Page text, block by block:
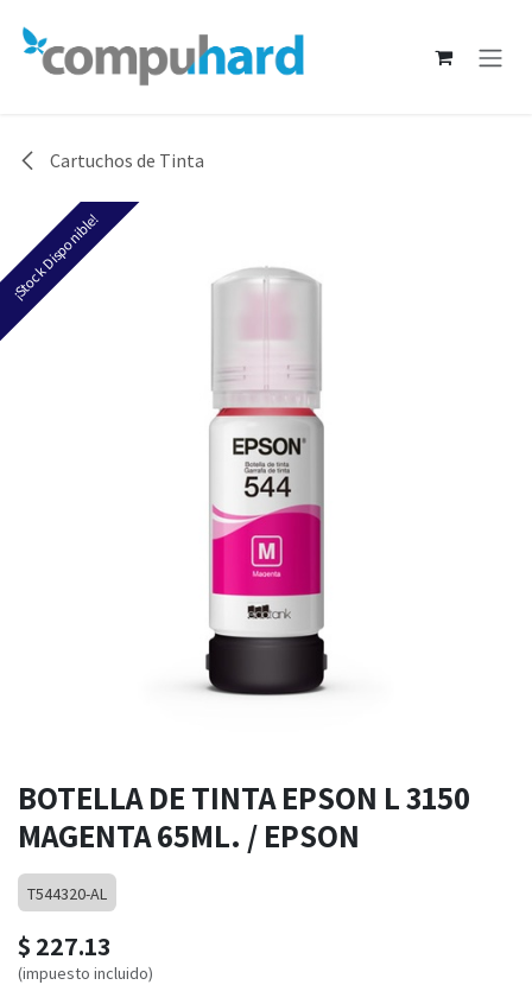
Cartuchos de Tinta
¡Stock Disponible!
BOTELLA DE TINTA EPSON L 3150
MAGENTA 65ML. / EPSON
T544320-AL
$ 227.13
(impuesto incluido)